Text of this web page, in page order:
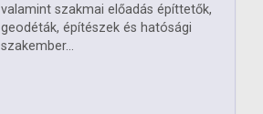
valamint szakmai előadás építtetők,
geodéták, építészek és hatósági
szakember...